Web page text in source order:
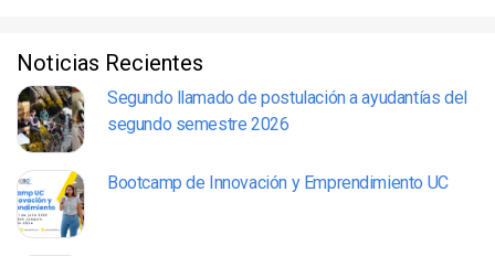
Noticias Recientes
Segundo llamado de postulación a ayudantías del
segundo semestre 2026
Bootcamp de Innovación y Emprendimiento UC